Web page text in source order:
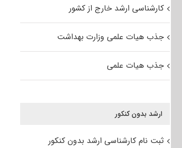
کارشناسی ارشد خارج از کشور
جذب هیات علمی وزارت بهداشت
جذب هیات علمی
ارشد بدون کنکور
ثبت نام کارشناسی ارشد بدون کنکور